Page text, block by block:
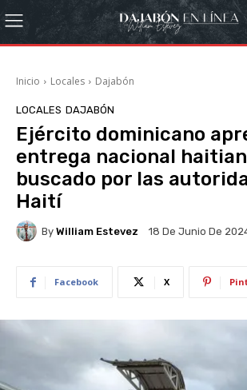
Inicio Locales Dajabón
LOCALES DAJABÓN
Ejército dominicano
entrega nacional
buscado por las
Haití
By William Estevez 18 De Junio De
Facebook X